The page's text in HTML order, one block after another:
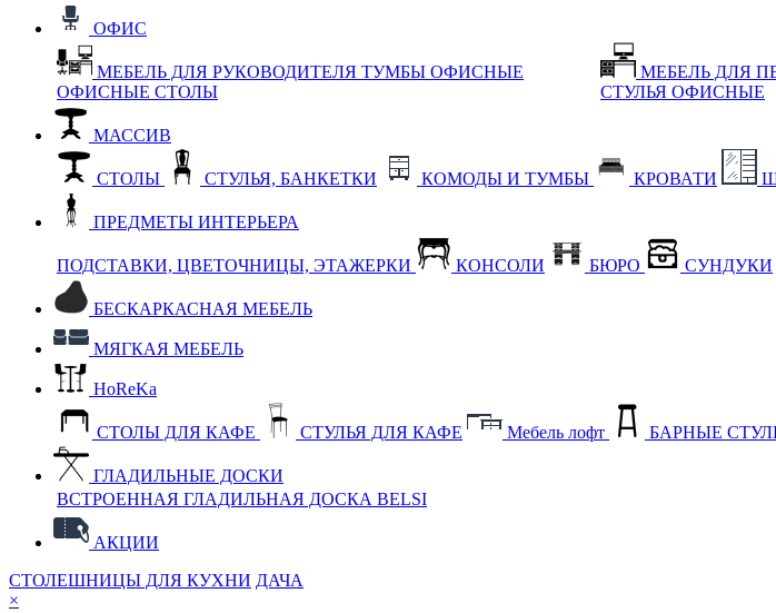
ОФИС
МЕБЕЛЬ ДЛЯ РУКОВОДИТЕЛЯ ТУМБЫ ОФИСНЫЕ
ОФИСНЫЕ СТОЛЫ
МЕБЕЛЬ ДЛЯ
СТУЛЬЯ ОФИСНЫЕ
МАССИВ
СТОЛЫ СТУЛЬЯ, БАНКЕТКИ КОМОДЫ И ТУМБЫ КРОВАТИ
ПРЕДМЕТЫ ИНТЕРЬЕРА
ПОДСТАВКИ, ЦВЕТОЧНИЦЫ, ЭТАЖЕРКИ КОНСОЛИ БЮРО СУНДУКИ
БЕСКАРКАСНАЯ МЕБЕЛЬ
МЯГКАЯ МЕБЕЛЬ
HoReKa
СТОЛЫ ДЛЯ КАФЕ СТУЛЬЯ ДЛЯ КАФЕ Мебель лофт БАРНЫЕ
ГЛАДИЛЬНЫЕ ДОСКИ
ВСТРОЕННАЯ ГЛАДИЛЬНАЯ ДОСКА BELSI
АКЦИИ
СТОЛЕШНИЦЫ ДЛЯ КУХНИ ДАЧА
×